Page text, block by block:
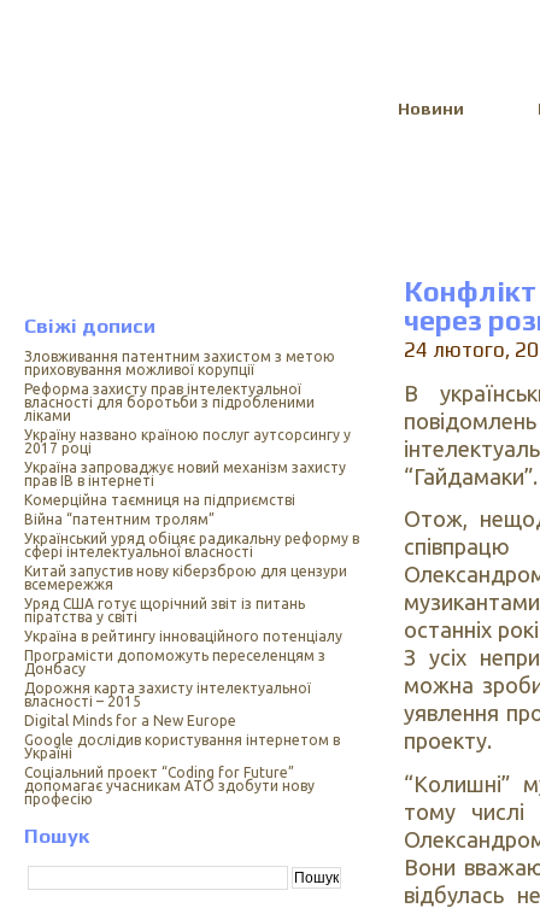
Новини
Свіжі дописи
Зловживання патентним захистом з метою
приховування можливої корупції
Реформа захисту прав інтелектуальної
власності для боротьби з підробленими
ліками
Україну названо країною послуг аутсорсингу у
2017 році
Україна запроваджує новий механізм захисту
прав ІВ в інтернеті
Комерційна таємниця на підприємстві
Війна “патентним тролям”
Український уряд обіцяє радикальну реформу в
сфері інтелектуальної власності
Китай запустив нову кіберзброю для цензури
всемережжя
Уряд США готує щорічний звіт із питань
піратства у світі
Україна в рейтингу інноваційного потенціалу
Програмісти допоможуть переселенцям з
Донбасу
Дорожня карта захисту інтелектуальної
власності – 2015
Digital Minds for a New Europe
Google дослідив користування інтернетом в
Україні
Cоціальний проект “Coding for Future”
допомагає учасникам АТО здобути нову
професію
Пошук
через
24 лютого,
В
“Гайдамаки”.
Отож,
останніх
З усіх
можна
уявлення
проекту.
“Колишні”
тому
Вони
відбулась